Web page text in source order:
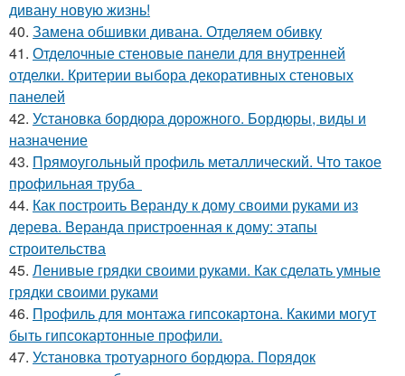
дивану новую жизнь!
40. Замена обшивки дивана. Отделяем обивку
41. Отделочные стеновые панели для внутренней
отделки. Критерии выбора декоративных стеновых
панелей
42. Установка бордюра дорожного. Бордюры, виды и
назначение
43. Прямоугольный профиль металлический. Что такое
профильная труба
44. Как построить Веранду к дому своими руками из
дерева. Веранда пристроенная к дому: этапы
строительства
45. Ленивые грядки своими руками. Как сделать умные
грядки своими руками
46. Профиль для монтажа гипсокартона. Какими могут
быть гипсокартонные профили.
47. Установка тротуарного бордюра. Порядок